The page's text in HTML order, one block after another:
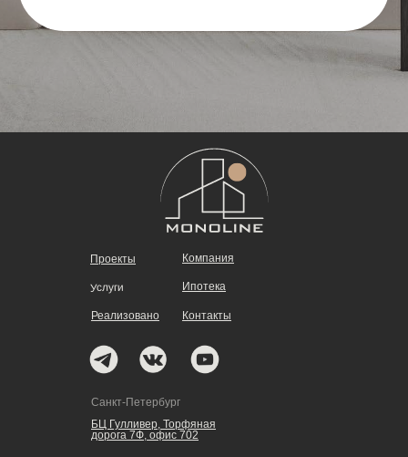
Контакты
Ипотека
Компания
Реализовано
Услуги
БЦ Гулливер, Торфяная
дорога 7Ф, офис 702
Санкт-Петербург
Проекты